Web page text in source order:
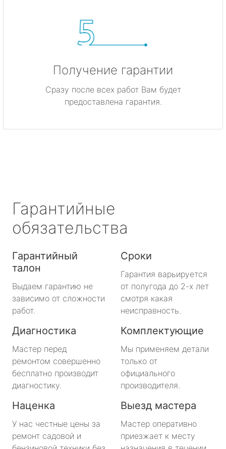
Получение гарантии
Сразу после всех работ Вам будет
предоставлена гарантия.
Гарантийные
обязательства
Гарантийный
талон
Выдаем гарантию не
зависимо от сложности
работ.
Сроки
Гарантия варьируется
от полугода до 2-х лет
смотря какая
неисправность.
Диагностика
Мастер перед
ремонтом совершенно
бесплатно производит
диагностику.
Комплектующие
Мы применяем детали
только от
официального
производителя.
Наценка
У нас честные цены за
ремонт садовой и
Выезд мастера
Мастер оперативно
приезжает к месту